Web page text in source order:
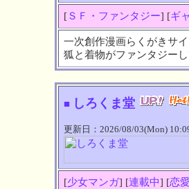
[ＳＦ・ファンタジー] [ギ
一次創作漫画らくがきサイ
狐と着物がファンタジーし
■ しろくま堂
更新日：2026/08/03(Mon)
[少女マンガ] [連載中] [恋